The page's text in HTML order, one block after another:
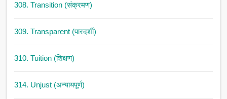
308. Transition (संक्रमण)
309. Transparent (पारदर्शी)
310. Tuition (शिक्षण)
314. Unjust (अन्यायपूर्ण)